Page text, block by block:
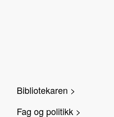
Bibliotekaren >
Fag og politikk >